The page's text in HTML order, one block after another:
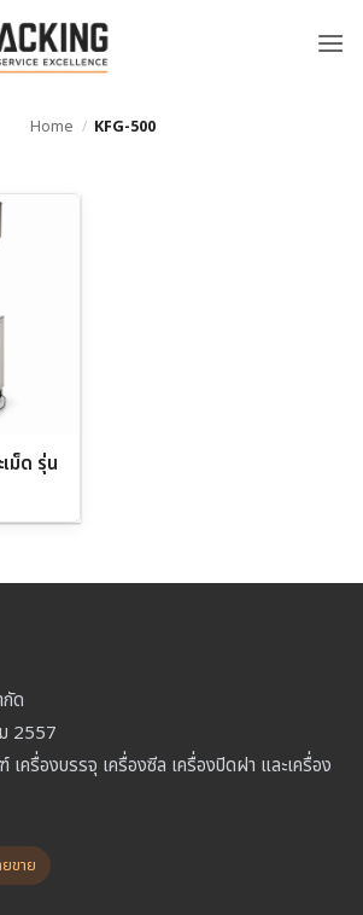
Home / KFG-500
ม็ด รุ่น
ด
2557
ครื่องบรรจุ เครื่องซีล เครื่องปิดฝา และเครื่อง
ขาย